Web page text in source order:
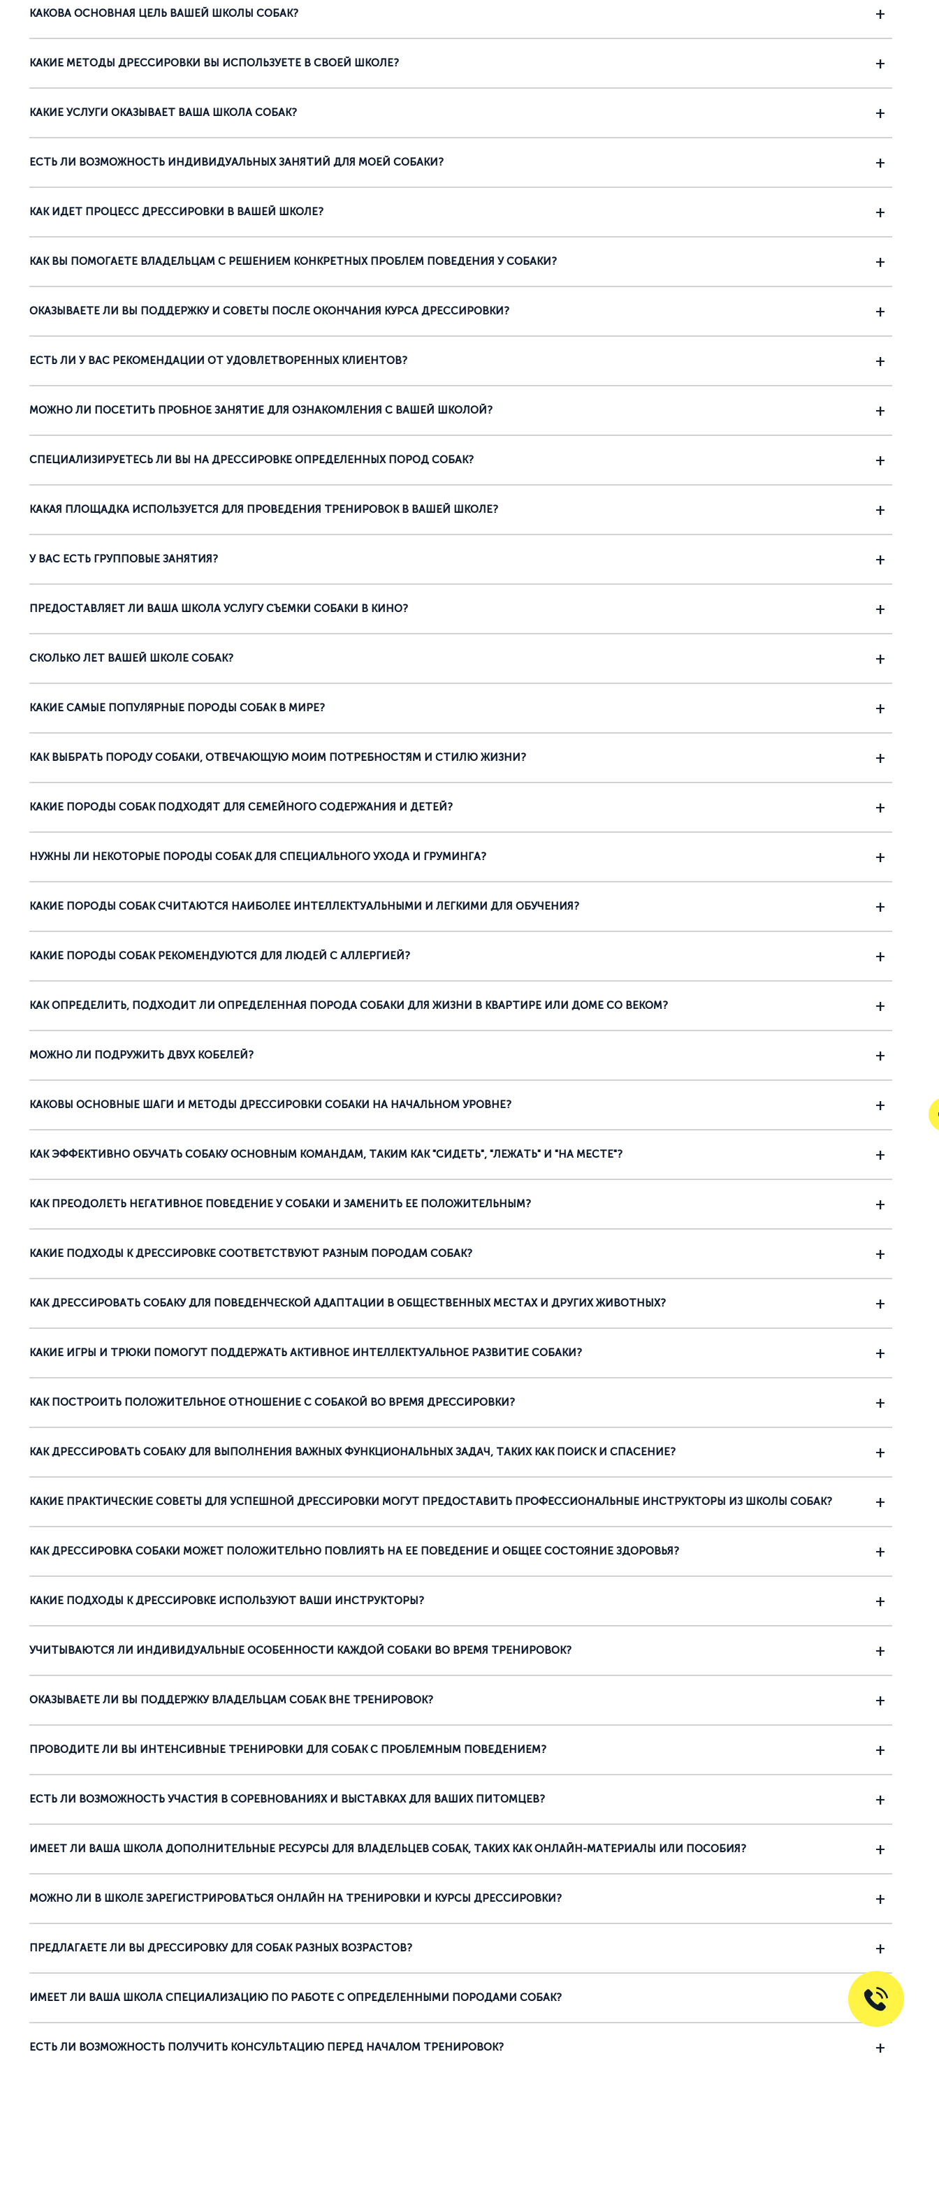
КАКОВА ОСНОВНАЯ ЦЕЛЬ ВАШЕЙ ШКОЛЫ СОБАК?
КАКИЕ МЕТОДЫ ДРЕССИРОВКИ ВЫ ИСПОЛЬЗУЕТЕ В СВОЕЙ ШКОЛЕ?
КАКИЕ УСЛУГИ ОКАЗЫВАЕТ ВАША ШКОЛА СОБАК?
ЕСТЬ ЛИ ВОЗМОЖНОСТЬ ИНДИВИДУАЛЬНЫХ ЗАНЯТИЙ ДЛЯ МОЕЙ СОБАКИ?
КАК ИДЕТ ПРОЦЕСС ДРЕССИРОВКИ В ВАШЕЙ ШКОЛЕ?
КАК ВЫ ПОМОГАЕТЕ ВЛАДЕЛЬЦАМ С РЕШЕНИЕМ КОНКРЕТНЫХ ПРОБЛЕМ ПОВЕДЕНИЯ У СОБАКИ?
ОКАЗЫВАЕТЕ ЛИ ВЫ ПОДДЕРЖКУ И СОВЕТЫ ПОСЛЕ ОКОНЧАНИЯ КУРСА ДРЕССИРОВКИ?
ЕСТЬ ЛИ У ВАС РЕКОМЕНДАЦИИ ОТ УДОВЛЕТВОРЕННЫХ КЛИЕНТОВ?
МОЖНО ЛИ ПОСЕТИТЬ ПРОБНОЕ ЗАНЯТИЕ ДЛЯ ОЗНАКОМЛЕНИЯ С ВАШЕЙ ШКОЛОЙ?
СПЕЦИАЛИЗИРУЕТЕСЬ ЛИ ВЫ НА ДРЕССИРОВКЕ ОПРЕДЕЛЕННЫХ ПОРОД СОБАК?
КАКАЯ ПЛОЩАДКА ИСПОЛЬЗУЕТСЯ ДЛЯ ПРОВЕДЕНИЯ ТРЕНИРОВОК В ВАШЕЙ ШКОЛЕ?
У ВАС ЕСТЬ ГРУППОВЫЕ ЗАНЯТИЯ?
ПРЕДОСТАВЛЯЕТ ЛИ ВАША ШКОЛА УСЛУГУ СЪЕМКИ СОБАКИ В КИНО?
СКОЛЬКО ЛЕТ ВАШЕЙ ШКОЛЕ СОБАК?
КАКИЕ САМЫЕ ПОПУЛЯРНЫЕ ПОРОДЫ СОБАК В МИРЕ?
КАК ВЫБРАТЬ ПОРОДУ СОБАКИ, ОТВЕЧАЮЩУЮ МОИМ ПОТРЕБНОСТЯМ И СТИЛЮ ЖИЗНИ?
КАКИЕ ПОРОДЫ СОБАК ПОДХОДЯТ ДЛЯ СЕМЕЙНОГО СОДЕРЖАНИЯ И ДЕТЕЙ?
НУЖНЫ ЛИ НЕКОТОРЫЕ ПОРОДЫ СОБАК ДЛЯ СПЕЦИАЛЬНОГО УХОДА И ГРУМИНГА?
КАКИЕ ПОРОДЫ СОБАК СЧИТАЮТСЯ НАИБОЛЕЕ ИНТЕЛЛЕКТУАЛЬНЫМИ И ЛЕГКИМИ ДЛЯ ОБУЧЕНИЯ?
КАКИЕ ПОРОДЫ СОБАК РЕКОМЕНДУЮТСЯ ДЛЯ ЛЮДЕЙ С АЛЛЕРГИЕЙ?
КАК ОПРЕДЕЛИТЬ, ПОДХОДИТ ЛИ ОПРЕДЕЛЕННАЯ ПОРОДА СОБАКИ ДЛЯ ЖИЗНИ В КВАРТИРЕ ИЛИ ДОМЕ СО ВЕКОМ?
МОЖНО ЛИ ПОДРУЖИТЬ ДВУХ КОБЕЛЕЙ?
КАКОВЫ ОСНОВНЫЕ ШАГИ И МЕТОДЫ ДРЕССИРОВКИ СОБАКИ НА НАЧАЛЬНОМ УРОВНЕ?
КАК ЭФФЕКТИВНО ОБУЧАТЬ СОБАКУ ОСНОВНЫМ КОМАНДАМ, ТАКИМ КАК "СИДЕТЬ", "ЛЕЖАТЬ" И "НА МЕСТЕ"?
КАК ПРЕОДОЛЕТЬ НЕГАТИВНОЕ ПОВЕДЕНИЕ У СОБАКИ И ЗАМЕНИТЬ ЕЕ ПОЛОЖИТЕЛЬНЫМ?
КАКИЕ ПОДХОДЫ К ДРЕССИРОВКЕ СООТВЕТСТВУЮТ РАЗНЫМ ПОРОДАМ СОБАК?
КАК ДРЕССИРОВАТЬ СОБАКУ ДЛЯ ПОВЕДЕНЧЕСКОЙ АДАПТАЦИИ В ОБЩЕСТВЕННЫХ МЕСТАХ И ДРУГИХ ЖИВОТНЫХ?
КАКИЕ ИГРЫ И ТРЮКИ ПОМОГУТ ПОДДЕРЖАТЬ АКТИВНОЕ ИНТЕЛЛЕКТУАЛЬНОЕ РАЗВИТИЕ СОБАКИ?
КАК ПОСТРОИТЬ ПОЛОЖИТЕЛЬНОЕ ОТНОШЕНИЕ С СОБАКОЙ ВО ВРЕМЯ ДРЕССИРОВКИ?
КАК ДРЕССИРОВАТЬ СОБАКУ ДЛЯ ВЫПОЛНЕНИЯ ВАЖНЫХ ФУНКЦИОНАЛЬНЫХ ЗАДАЧ, ТАКИХ КАК ПОИСК И СПАСЕНИЕ?
КАКИЕ ПРАКТИЧЕСКИЕ СОВЕТЫ ДЛЯ УСПЕШНОЙ ДРЕССИРОВКИ МОГУТ ПРЕДОСТАВИТЬ ПРОФЕССИОНАЛЬНЫЕ ИНСТРУКТОРЫ ИЗ ШКОЛЫ СОБАК?
КАК ДРЕССИРОВКА СОБАКИ МОЖЕТ ПОЛОЖИТЕЛЬНО ПОВЛИЯТЬ НА ЕЕ ПОВЕДЕНИЕ И ОБЩЕЕ СОСТОЯНИЕ ЗДОРОВЬЯ?
КАКИЕ ПОДХОДЫ К ДРЕССИРОВКЕ ИСПОЛЬЗУЮТ ВАШИ ИНСТРУКТОРЫ?
УЧИТЫВАЮТСЯ ЛИ ИНДИВИДУАЛЬНЫЕ ОСОБЕННОСТИ КАЖДОЙ СОБАКИ ВО ВРЕМЯ ТРЕНИРОВОК?
ОКАЗЫВАЕТЕ ЛИ ВЫ ПОДДЕРЖКУ ВЛАДЕЛЬЦАМ СОБАК ВНЕ ТРЕНИРОВОК?
ПРОВОДИТЕ ЛИ ВЫ ИНТЕНСИВНЫЕ ТРЕНИРОВКИ ДЛЯ СОБАК С ПРОБЛЕМНЫМ ПОВЕДЕНИЕМ?
ЕСТЬ ЛИ ВОЗМОЖНОСТЬ УЧАСТИЯ В СОРЕВНОВАНИЯХ И ВЫСТАВКАХ ДЛЯ ВАШИХ ПИТОМЦЕВ?
ИМЕЕТ ЛИ ВАША ШКОЛА ДОПОЛНИТЕЛЬНЫЕ РЕСУРСЫ ДЛЯ ВЛАДЕЛЬЦЕВ СОБАК, ТАКИХ КАК ОНЛАЙН-МАТЕРИАЛЫ ИЛИ ПОСОБИЯ?
МОЖНО ЛИ В ШКОЛЕ ЗАРЕГИСТРИРОВАТЬСЯ ОНЛАЙН НА ТРЕНИРОВКИ И КУРСЫ ДРЕССИРОВКИ?
ПРЕДЛАГАЕТЕ ЛИ ВЫ ДРЕССИРОВКУ ДЛЯ СОБАК РАЗНЫХ ВОЗРАСТОВ?
ИМЕЕТ ЛИ ВАША ШКОЛА СПЕЦИАЛИЗАЦИЮ ПО РАБОТЕ С ОПРЕДЕЛЕННЫМИ ПОРОДАМИ СОБАК?
ЕСТЬ ЛИ ВОЗМОЖНОСТЬ ПОЛУЧИТЬ КОНСУЛЬТАЦИЮ ПЕРЕД НАЧАЛОМ ТРЕНИРОВОК?